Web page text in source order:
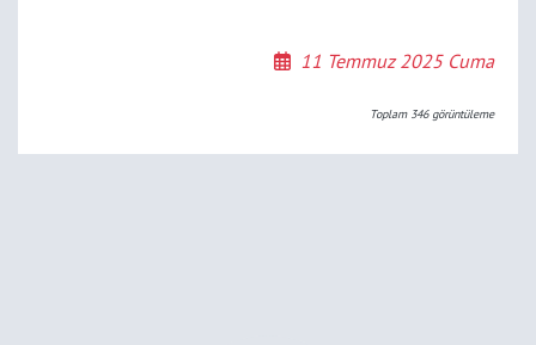
11 Temmuz 2025 Cuma
Toplam 346görüntüleme